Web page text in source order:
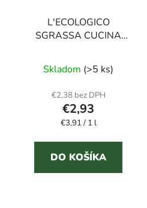
L'ECOLOGICO
SGRASSA CUCINA
Skladom (>5 ks)
€2,38 bez DPH
€2,93
Jednotková
€3,91 / 1 l
DO KOŠÍKA